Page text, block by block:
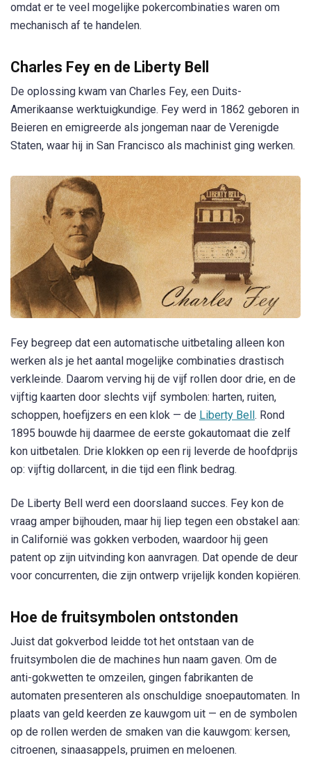
omdat er te veel mogelijke pokercombinaties waren om
mechanisch af te handelen.
Charles Fey en de Liberty Bell
De oplossing kwam van Charles Fey, een Duits-
Amerikaanse werktuigkundige. Fey werd in 1862 geboren in
Beieren en emigreerde als jongeman naar de Verenigde
Staten, waar hij in San Francisco als machinist ging werken.
Fey begreep dat een automatische uitbetaling alleen kon
werken als je het aantal mogelijke combinaties drastisch
verkleinde. Daarom verving hij de vijf rollen door drie, en de
vijftig kaarten door slechts vijf symbolen: harten, ruiten,
schoppen, hoefijzers en een klok — de Liberty Bell. Rond
1895 bouwde hij daarmee de eerste gokautomaat die zelf
kon uitbetalen. Drie klokken op een rij leverde de hoofdprijs
op: vijftig dollarcent, in die tijd een flink bedrag.
De Liberty Bell werd een doorslaand succes. Fey kon de
vraag amper bijhouden, maar hij liep tegen een obstakel aan:
in Californië was gokken verboden, waardoor hij geen
patent op zijn uitvinding kon aanvragen. Dat opende de deur
voor concurrenten, die zijn ontwerp vrijelijk konden kopiëren.
Hoe de fruitsymbolen ontstonden
Juist dat gokverbod leidde tot het ontstaan van de
fruitsymbolen die de machines hun naam gaven. Om de
anti-gokwetten te omzeilen, gingen fabrikanten de
automaten presenteren als onschuldige snoepautomaten. In
plaats van geld keerden ze kauwgom uit — en de symbolen
op de rollen werden de smaken van die kauwgom: kersen,
citroenen, sinaasappels, pruimen en meloenen.